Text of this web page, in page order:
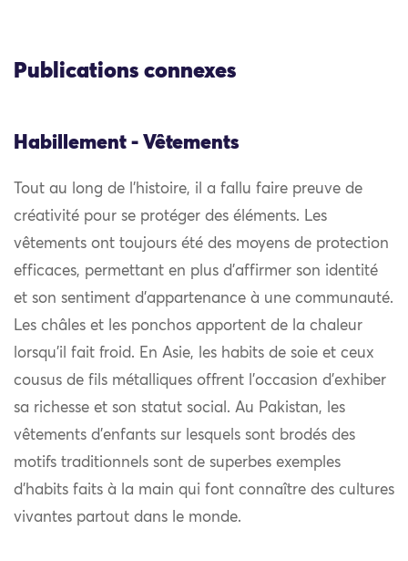
Publications connexes
Habillement - Vêtements
Tout au long de l’histoire, il a fallu faire preuve de
créativité pour se protéger des éléments. Les
vêtements ont toujours été des moyens de protection
efficaces, permettant en plus d’affirmer son identité
et son sentiment d’appartenance à une communauté.
Les châles et les ponchos apportent de la chaleur
lorsqu’il fait froid. En Asie, les habits de soie et ceux
cousus de fils métalliques offrent l’occasion d’exhiber
sa richesse et son statut social. Au Pakistan, les
vêtements d’enfants sur lesquels sont brodés des
motifs traditionnels sont de superbes exemples
d’habits faits à la main qui font connaître des cultures
vivantes partout dans le monde.